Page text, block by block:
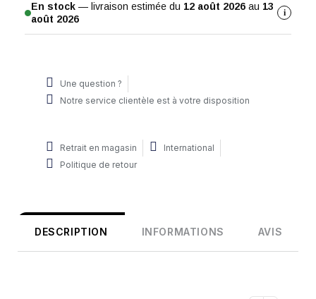
En stock — livraison estimée du 12 août 2026 au 13
août 2026
i
Une question ?
Notre service clientèle est à votre disposition
Retrait en magasin
International
Politique de retour
DESCRIPTION INFORMATIONS AVIS